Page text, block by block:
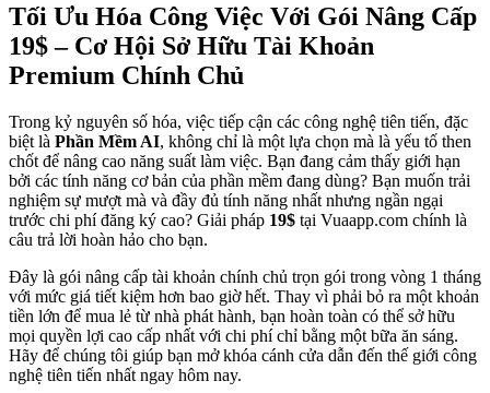
Tối Ưu Hóa Công Việc Với Gói Nâng Cấp
19$ – Cơ Hội Sở Hữu Tài Khoản
Premium Chính Chủ
Trong kỷ nguyên số hóa, việc tiếp cận các công nghệ tiên tiến, đặc
biệt là Phần Mềm AI, không chỉ là một lựa chọn mà là yếu tố then
chốt để nâng cao năng suất làm việc. Bạn đang cảm thấy giới hạn
bởi các tính năng cơ bản của phần mềm đang dùng? Bạn muốn trải
nghiệm sự mượt mà và đầy đủ tính năng nhất nhưng ngần ngại
trước chi phí đăng ký cao? Giải pháp 19$ tại Vuaapp.com chính là
câu trả lời hoàn hảo cho bạn.
Đây là gói nâng cấp tài khoản chính chủ trọn gói trong vòng 1 tháng
với mức giá tiết kiệm hơn bao giờ hết. Thay vì phải bỏ ra một khoản
tiền lớn để mua lẻ từ nhà phát hành, bạn hoàn toàn có thể sở hữu
mọi quyền lợi cao cấp nhất với chi phí chỉ bằng một bữa ăn sáng.
Hãy để chúng tôi giúp bạn mở khóa cánh cửa dẫn đến thế giới công
nghệ tiên tiến nhất ngay hôm nay.